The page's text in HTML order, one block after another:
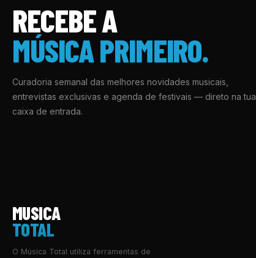
RECEBE A
MÚSICA PRIMEIRO.
Curadoria semanal das melhores novidades musicais,
entrevistas exclusivas e agenda de festivais — direto na tua
caixa de entrada.
MUSICA
TOTAL
O Música Total utiliza ferramentas de